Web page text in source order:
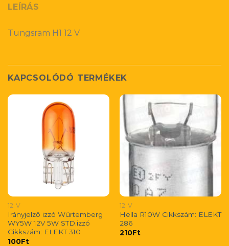
LEÍRÁS
Tungsram H1 12 V
KAPCSOLÓDÓ TERMÉKEK
12 V
Irányjelző izzó Würtemberg
WY5W 12V 5W STD.izzó
Cikkszám: ELEKT 310
100Ft
12 V
Hella R10W Cikkszám: ELEKT
286
210Ft